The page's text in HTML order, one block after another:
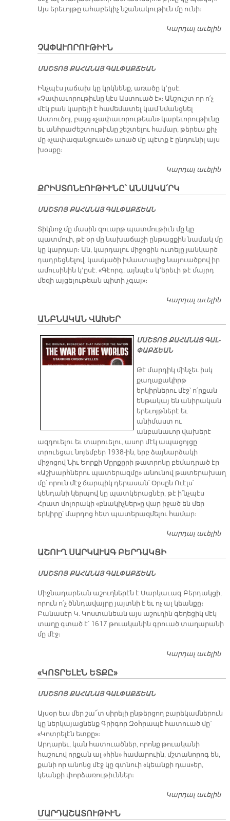
Այս երեւոյթը ահաբեկիչ նշանակութիւն մը ունի։
Կարդալ աւելին
ՉԱՓԱՒՈՐՈՒԹԻՒՆ
ՄԱՇ­ՏՈՑ ՔԱ­ՀԱ­ՆԱՅ ԳԱԼ­ՓԱՔ­ՃԵԱՆ
Ինչպէս յաճախ կը կրկնենք, առածը կ՚ըսէ.
«Չափաւորութիւնը կէս Աստուած է»։ Անշուշտ որ ո՛չ
մէկ բան կարելի է համեմատել կամ նմանցնել
Աստուծոյ, բայց «չափաւորութեան» կարեւորութիւնը
եւ անհրաժեշտութիւնը շեշտելու համար, թերեւս քիչ
մը «չափազանցուած» առած մը պէտք է ընդունիլ այս
խօսքը։
Կարդալ աւելին
ՔՐԻՍՏՈՆԷՈՒԹԻՒՆԸ՝ ԱՆՍԱԿԱ՛ՐԿ
ՄԱՇ­ՏՈՑ ՔԱ­ՀԱ­ՆԱՅ ԳԱԼ­ՓԱՔ­ՃԵԱՆ
Տիկնոջ մը մասին զուարթ պատմութիւն մը կը
պատմուի, թէ օր մը նախաճաշի ընթացքին նամակ մը
կը կարդար։ Ան, կարդալու միջոցին ուտելը յանկարծ
դադրեցնելով, կասկածի իմաստալից նայուածքով իր
ամուսինին կ՚ըսէ. «Գէորգ, այնպէս կ՚երեւի թէ մայրդ
մեզի այցելութեան պիտի չգայ»։
Կարդալ աւելին
ԱՆԲՆԱԿԱՆ ՎԱԽԵՐ
ՄԱՇ­ՏՈՑ ՔԱ­ՀԱ­ՆԱՅ ԳԱԼ­
ՓԱՔ­ՃԵԱՆ
Թէ մարդիկ մինչեւ իսկ
քաղաքակիրթ
երկիրներու մէջ՝ ո՛րքան
ենթակայ են անիրական
երեւոյթներէ եւ
անիմաստ ու
անբանաւոր վախերէ
ազդուելու եւ տարուելու, ասոր մէկ ապացոյցը
տրուեցաւ նոյեմբեր 1938-ին, երբ ձայնարձակի
միջոցով Նիւ Եորքի Մըրքըրի թատրոնը բեմադրած էր
«Աշխարհներու պատերազմը» անունով թատերախաղ
մը՝ որուն մէջ ճարպիկ դերասան՝ Օրսըն Ուէլս՝
կենդանի կերպով կը պատկերացնէր, թէ ի՛նչպէս
Հրատ մոլորակի «բնակիչներ»ը վար իջած են մեր
երկիրը՝ մարդոց հետ պատերազմելու համար։
Կարդալ աւելին
ԱՇՈՒՂ ՍԱՐԿԱՒԱԳ ԲԵՐԴԱԿՑԻ
ՄԱՇ­ՏՈՑ ՔԱ­ՀԱ­ՆԱՅ ԳԱԼ­ՓԱՔ­ՃԵԱՆ
Միջնադարեան աշուղներէն է Սարկաւագ Բերդակցի,
որուն ո՛չ ծննդավայրը յայտնի է եւ ոչ ալ կեանքը։
Բանասէր Կ. Կոստանեան այս աշուղին գեղեցիկ մէկ
տաղը գտած է՝ 1617 թուականին գրուած տաղարանի
մը մէջ։
Կարդալ աւելին
«ԿՈՏՐԵԼԷՆ ԵՏՔԸ»
ՄԱՇ­ՏՈՑ ՔԱ­ՀԱ­ՆԱՅ ԳԱԼ­ՓԱՔ­ՃԵԱՆ
Այսօր եւս մեր շա՜տ սիրելի ընթերցող բարեկամներուն
կը ներկայացնենք Գրիգոր Զօհրապէ հատուած մը՝
«Կոտրելէն ետքը»։
Արդարեւ, կան հատուածներ, որոնք թուականի
հաշուով որքան ալ «հին» համարուին, մշտանորոգ են,
քանի որ անոնց մէջ կը գտնուի «կեանքի դաս»եր,
կեանքի փորձառութիւններ։
Կարդալ աւելին
ՄԱՐԴԱՇԱՏՈՒԹԻՒՆ